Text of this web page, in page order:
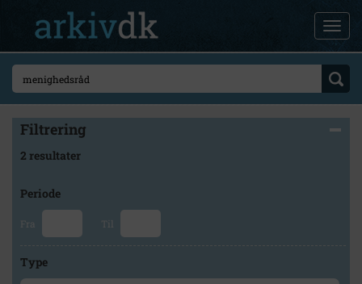
Filtrering
2 resultater
Periode
Fra Til
Type